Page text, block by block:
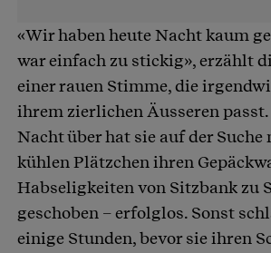
«Wir haben heute Nacht kaum
war einfach zu stickig», erzählt
einer rauen Stimme, die
ihrem zierlichen Äusseren passt.
Nacht über hat sie auf der Suche
kühlen Plätzchen ihren
Habseligkeiten von Sitzbank zu
geschoben – erfolglos. Sonst
einige Stunden, bevor sie ihren